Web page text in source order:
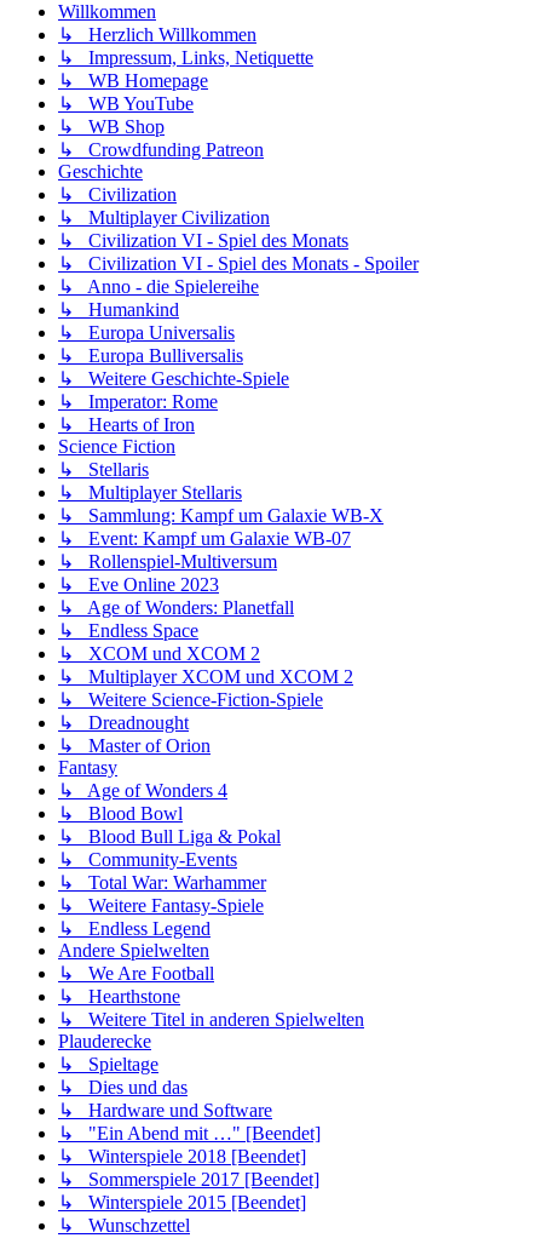
Willkommen
↳ Herzlich Willkommen
↳ Impressum, Links, Netiquette
↳ WB Homepage
↳ WB YouTube
↳ WB Shop
↳ Crowdfunding Patreon
Geschichte
↳ Civilization
↳ Multiplayer Civilization
↳ Civilization VI - Spiel des Monats
↳ Civilization VI - Spiel des Monats - Spoiler
↳ Anno - die Spielereihe
↳ Humankind
↳ Europa Universalis
↳ Europa Bulliversalis
↳ Weitere Geschichte-Spiele
↳ Imperator: Rome
↳ Hearts of Iron
Science Fiction
↳ Stellaris
↳ Multiplayer Stellaris
↳ Sammlung: Kampf um Galaxie WB-X
↳ Event: Kampf um Galaxie WB-07
↳ Rollenspiel-Multiversum
↳ Eve Online 2023
↳ Age of Wonders: Planetfall
↳ Endless Space
↳ XCOM und XCOM 2
↳ Multiplayer XCOM und XCOM 2
↳ Weitere Science-Fiction-Spiele
↳ Dreadnought
↳ Master of Orion
Fantasy
↳ Age of Wonders 4
↳ Blood Bowl
↳ Blood Bull Liga & Pokal
↳ Community-Events
↳ Total War: Warhammer
↳ Weitere Fantasy-Spiele
↳ Endless Legend
Andere Spielwelten
↳ We Are Football
↳ Hearthstone
↳ Weitere Titel in anderen Spielwelten
Plauderecke
↳ Spieltage
↳ Dies und das
↳ Hardware und Software
↳ "Ein Abend mit …" [Beendet]
↳ Winterspiele 2018 [Beendet]
↳ Sommerspiele 2017 [Beendet]
↳ Winterspiele 2015 [Beendet]
↳ Wunschzettel